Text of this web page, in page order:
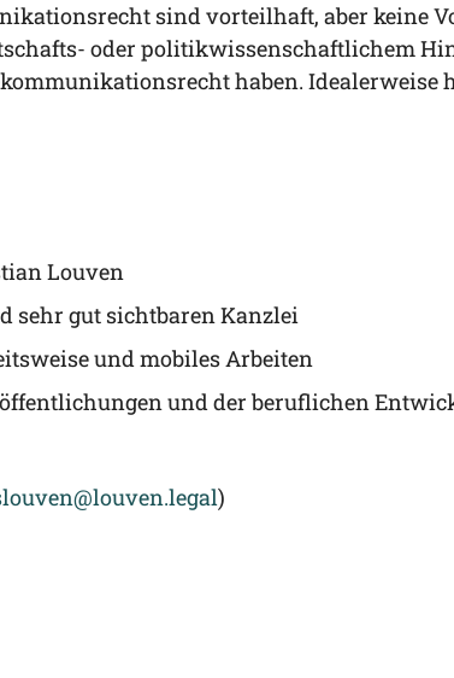
sind vor­teil­haft, aber kei­ne
oder poli­tik­wis­sen­schaft­li­chem
haben. Idea­ler­wei­se
Louven
gut sicht­ba­ren Kanzlei
und mobi­les Arbeiten
und der beruf­li­chen
)